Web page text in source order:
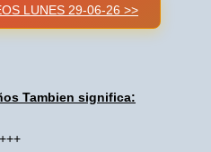
LUNES 29-06-26 >>
Tambien significa:
+++